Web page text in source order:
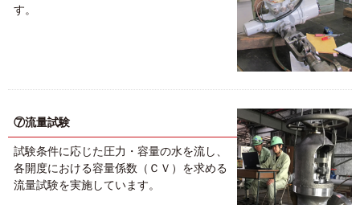
す。
⑦流量試験
試験条件に応じた圧力・容量の水を流し、
各開度における容量係数（ＣＶ）を求める
流量試験を実施しています。